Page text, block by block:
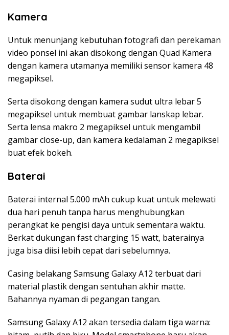
Kamera
Untuk menunjang kebutuhan fotografi dan perekaman
video ponsel ini akan disokong dengan Quad Kamera
dengan kamera utamanya memiliki sensor kamera 48
megapiksel.
Serta disokong dengan kamera sudut ultra lebar 5
megapiksel untuk membuat gambar lanskap lebar.
Serta lensa makro 2 megapiksel untuk mengambil
gambar close-up, dan kamera kedalaman 2 megapiksel
buat efek bokeh.
Baterai
Baterai internal 5.000 mAh cukup kuat untuk melewati
dua hari penuh tanpa harus menghubungkan
perangkat ke pengisi daya untuk sementara waktu.
Berkat dukungan fast charging 15 watt, baterainya
juga bisa diisi lebih cepat dari sebelumnya.
Casing belakang Samsung Galaxy A12 terbuat dari
material plastik dengan sentuhan akhir matte.
Bahannya nyaman di pegangan tangan.
Samsung Galaxy A12 akan tersedia dalam tiga warna: